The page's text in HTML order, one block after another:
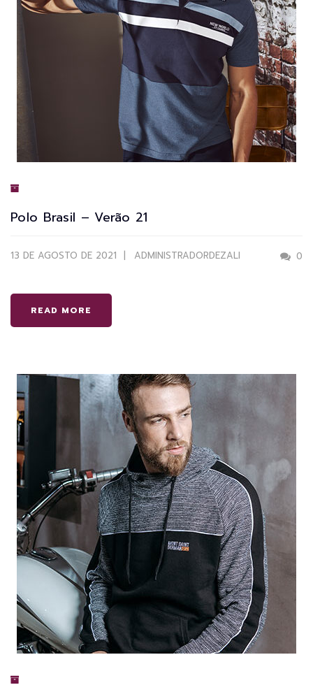
Polo Brasil – Verão 21
13 DE AGOSTO DE 2021 ADMINISTRADORDEZALI 0
READ MORE